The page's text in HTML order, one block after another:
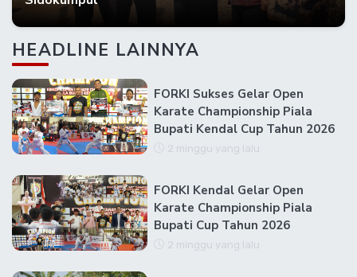
HEADLINE LAINNYA
FORKI Sukses Gelar Open
Karate Championship Piala
Bupati Kendal Cup Tahun 2026
2 minggu yang lalu
FORKI Kendal Gelar Open
Karate Championship Piala
Bupati Cup Tahun 2026
2 minggu yang lalu